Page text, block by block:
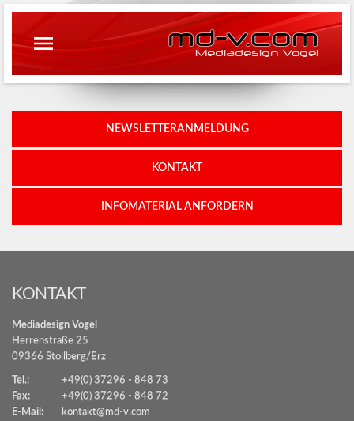
md-v.com
Mediadesign Vogel
NEWSLETTERANMELDUNG
KONTAKT
INFOMATERIAL ANFORDERN
KONTAKT
Mediadesign Vogel
Herrenstraße 25
09366 Stollberg/Erz
Tel.:
+49(0) 37296 - 848 73
Fax:
+49(0) 37296 - 848 72
E-Mail:
kontakt@md-v.com